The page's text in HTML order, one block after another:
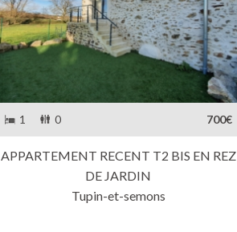
1 0 700€
APPARTEMENT RECENT T2 BIS EN REZ
DE JARDIN
Tupin-et-semons